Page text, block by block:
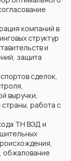
компаний в
структур
и
защита
сделок,
выручки,
работа с
ТН ВЭД и